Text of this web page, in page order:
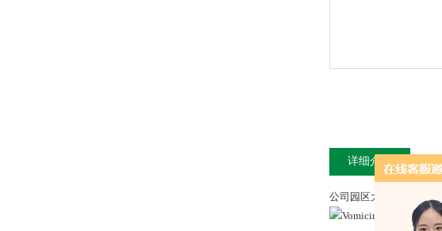
详细介绍
公司园区大楼: